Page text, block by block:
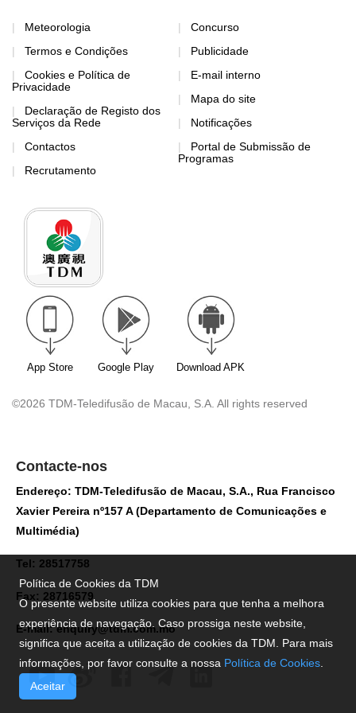
Meteorologia
Termos e Condições
Cookies e Política de
Privacidade
Declaração de Registo dos
Serviços da Rede
Contactos
Recrutamento
Concurso
Publicidade
E-mail interno
Mapa do site
Notificações
Portal de Submissão de
Programas
App Store Google Play Download APK
©2026 TDM-Teledifusão de Macau, S.A. All rights reserved
Contacte-nos
Endereço: TDM-Teledifusão de Macau, S.A., Rua Francisco
Xavier Pereira nº157 A (Departamento de Comunicações e
Multimédia)
Tel: 28517758
Fax: 28716579
E-mail:enquiry@tdm.com.mo
Política de Cookies da TDM
O presente website utiliza cookies para que tenha a melhora
experiência de navegação. Caso prossiga neste website,
significa que aceita a utilização de cookies da TDM. Para mais
informações, por favor consulte a nossa Política de Cookies
Aceitar